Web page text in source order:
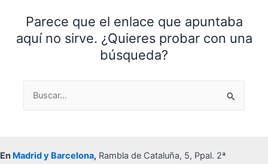
Parece que el enlace que apuntaba
aquí no sirve. ¿Quieres probar con una
búsqueda?
Buscar
por:
En Madrid y Barcelona, Rambla de Cataluña, 5, Ppal. 2ª